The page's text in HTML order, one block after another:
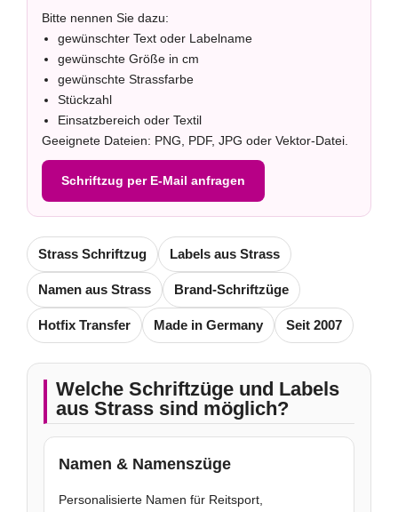
Bitte nennen Sie dazu:
gewünschter Text oder Labelname
gewünschte Größe in cm
gewünschte Strassfarbe
Stückzahl
Einsatzbereich oder Textil
Geeignete Dateien: PNG, PDF, JPG oder Vektor-Datei.
Schriftzug per E-Mail anfragen
Strass Schriftzug Labels aus Strass
Namen aus Strass Brand-Schriftzüge
Hotfix Transfer Made in Germany Seit 2007
Welche Schriftzüge und Labels
aus Strass sind möglich?
Namen & Namenszüge
Personalisierte Namen für Reitsport,